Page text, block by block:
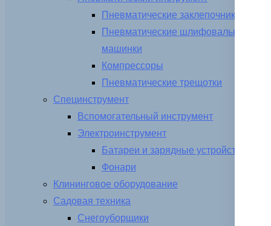
Пневматические заклепочники
Пневматические шлифовальные
машинки
Компрессоры
Пневматические трещотки
Специнструмент
Вспомогательный инструмент
Электроинструмент
Батареи и зарядные устройства
Фонари
Клининговое оборудование
Садовая техника
Снегоуборщики